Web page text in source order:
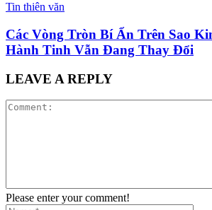
Tin thiên văn
Các Vòng Tròn Bí Ẩn Trên Sao
Hành Tinh Vẫn Đang Thay Đổi
LEAVE A REPLY
Please enter your comment!